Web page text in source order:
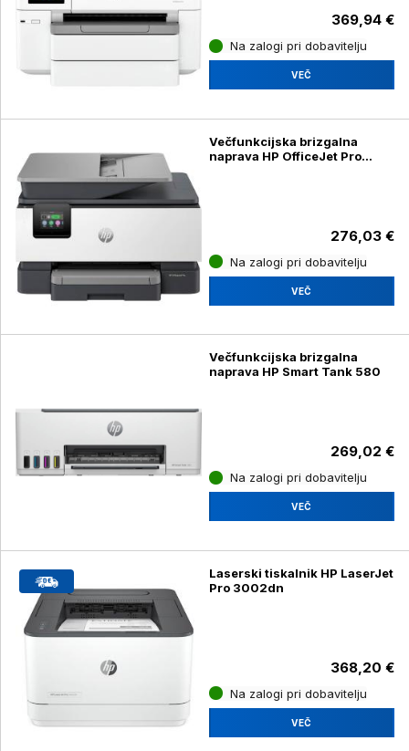
369,94 €
Na zalogi pri dobavitelju
VEČ
Večfunkcijska brizgalna
naprava HP OfficeJet Pro
276,03 €
Na zalogi pri dobavitelju
VEČ
Večfunkcijska brizgalna
naprava HP Smart Tank 580
269,02 €
Na zalogi pri dobavitelju
VEČ
Laserski tiskalnik HP LaserJet
Pro 3002dn
368,20 €
Na zalogi pri dobavitelju
VEČ